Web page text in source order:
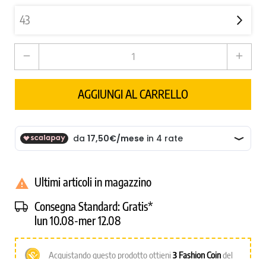
remove add
AGGIUNGI AL CARRELLO
 Ultimi articoli in magazzino
Consegna Standard:Gratis*
lun 10.08-mer 12.08
Acquistando questo prodotto ottieni 3 Fashion Coindel